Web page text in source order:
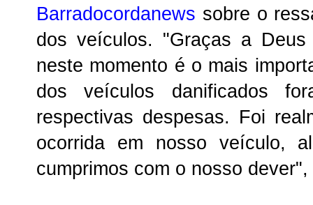
Barradocordanews sobre o
dos veículos. "Graças a
neste momento é o mais
dos veículos danificados
respectivas despesas. Foi
ocorrida em nosso veículo,
cumprimos com o nosso